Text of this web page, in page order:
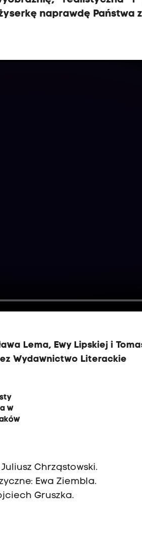
naprawdę Państwa
Lema, Ewy Lipskiej i
Wydawnictwo Literackie
w
Chrząstowski.
Ewa Ziembla.
Gruszka.